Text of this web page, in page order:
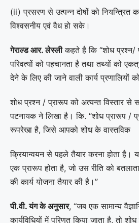
(ii) प्रसरण से उत्पन्न दोषों को नियन्त्रित
विश्वसनीय एवं वैध हो सके।
गेराल्ड आर. लेस्लीकहते है कि “शोध प्रश्न/
परिवत्यों को पहचानता है तथा तथ्यों को
देने के लिए की जाने वाली कार्य प्रणालियों
शोध प्रश्न / प्रारूप को अत्यन्त विस्तार से
पटनायक ने लिखा है। कि. “शोध प्रारूप /
रूपरेखा है, जिसे आपको शोध के वास्तविक
क्रियान्वयन से पहले तैयार करना होता है।
एक प्रारूप होता है, जो उस रीति को
की कार्य योजना तैयार की है।”
पी.वी. यंग के अनुसार, “जब एक सामान्य
कार्यविधियों में परिणत किया जाता है, तो